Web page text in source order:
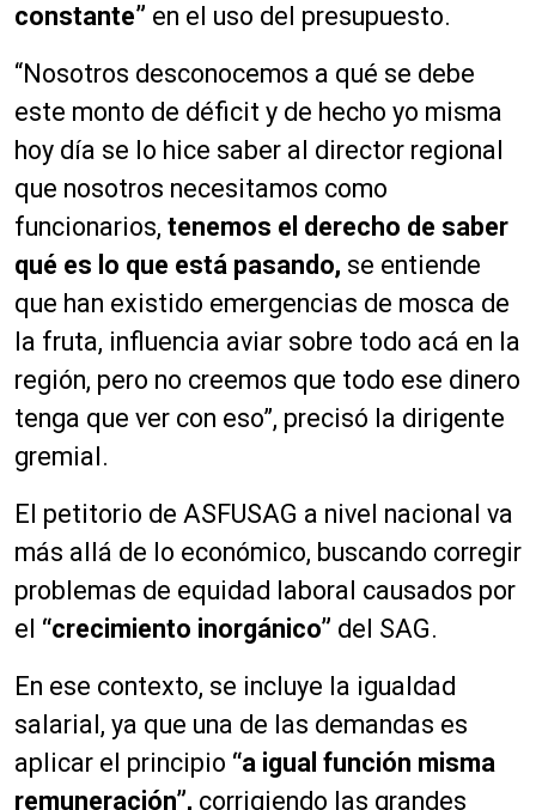
constante” en el uso del presupuesto.
“Nosotros desconocemos a qué se debe
este monto de déficit y de hecho yo misma
hoy día se lo hice saber al director regional
que nosotros necesitamos como
funcionarios, tenemos el derecho de saber
qué es lo que está pasando, se entiende
que han existido emergencias de mosca de
la fruta, influencia aviar sobre todo acá en la
región, pero no creemos que todo ese dinero
tenga que ver con eso”, precisó la dirigente
gremial.
El petitorio de ASFUSAG a nivel nacional va
más allá de lo económico, buscando corregir
problemas de equidad laboral causados por
el “crecimiento inorgánico” del SAG.
En ese contexto, se incluye la igualdad
salarial, ya que una de las demandas es
aplicar el principio “a igual función misma
remuneración”, corrigiendo las grandes